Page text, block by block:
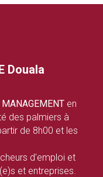
Douala
en
des palmiers à
de 8h00 et les
d'emploi et
et entreprises.